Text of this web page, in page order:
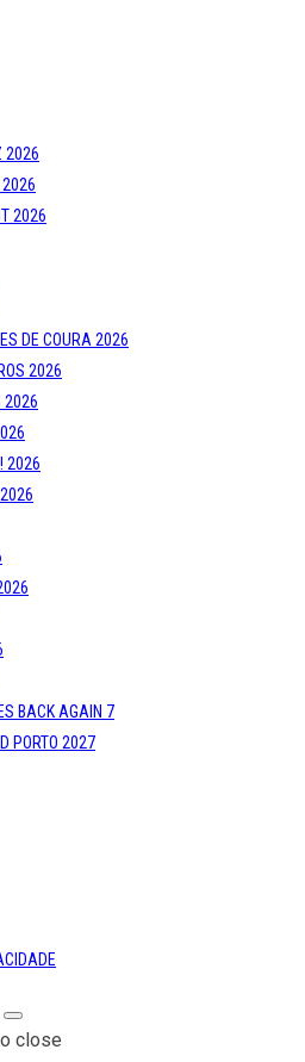
2026
2026
DE COURA 2026
2026
2026
2026
BACK AGAIN 7
PORTO 2027
close